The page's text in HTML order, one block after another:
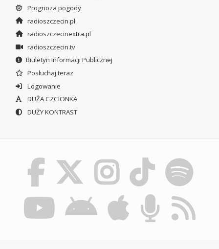
Prognoza pogody
radioszczecin.pl
radioszczecinextra.pl
radioszczecin.tv
Biuletyn Informacji Publicznej
Posłuchaj teraz
Logowanie
DUŻA CZCIONKA
DUŻY KONTRAST